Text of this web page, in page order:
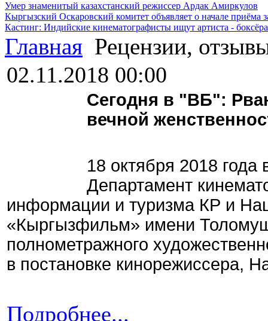
Умер знаменитый казахстанский режиссер Ардак Амиркулов
Кыргызский Оскаровский комитет объявляет о начале приёма
Кастинг: Индийские кинематографисты ищут артиста -
Главная Рецензии,
02.11.2018 00:00
Сегодня в "ВБ":
вечной
18 октября 2018 года
Департамент
информации и туризма КР и
«Кыргызфильм» имени
полнометражного
в постановке кинорежиссера,
Подробнее...